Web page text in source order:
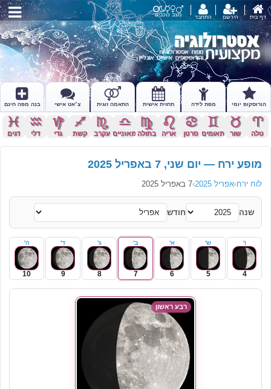
דף בית הירשם התחבר מצב כוכבים
הורוסקופ יומי מפת לידה תחזית אישית התאמה זוגית צ׳אט אישי בנה מפה חינם
a
טלה
s
שור
d
תאומים
f
סרטן
g
אריה
h
בתולה
j
מאזניים
k
עקרב
l
קשת
z
גדי
x
דלי
c
דגים
מופע ירח — יום שני, 7 באפריל 2025
לוח ירח›אפריל 2025 ›7 באפריל 2025
שנה חודש
ו'
4
ש'
5
א'
6
ב'
7
ג'
8
ד'
9
ה'
10
רבע ראשון